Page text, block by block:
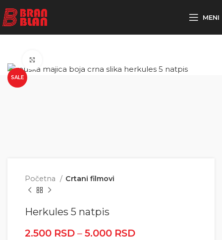
MENI
SALE
Početna Crtani filmovi
Herkules 5 natpis
2.500 RSD – 5.000 RSD